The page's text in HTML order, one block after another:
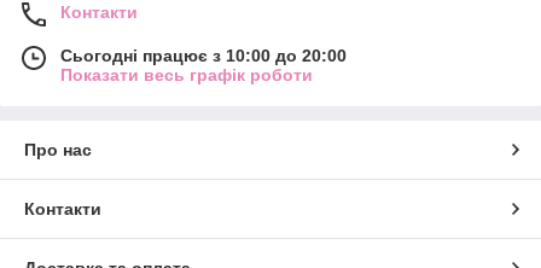
Контакти
Сьогодні працює з 10:00 до 20:00
Показати весь графік роботи
Про нас
Контакти